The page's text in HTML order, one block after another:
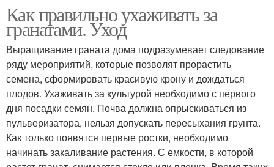
Как правильно ухаживать за
гранатами. Уход
Выращивание граната дома подразумевает следование
ряду мероприятий, которые позволят прорастить
семена, сформировать красивую крону и дождаться
плодов. Ухаживать за культурой необходимо с первого
дня посадки семян. Почва должна опрыскиваться из
пульверизатора, нельзя допускать пересыхания грунта.
Как только появятся первые ростки, необходимо
начинать закаливание растения. С емкости, в которой